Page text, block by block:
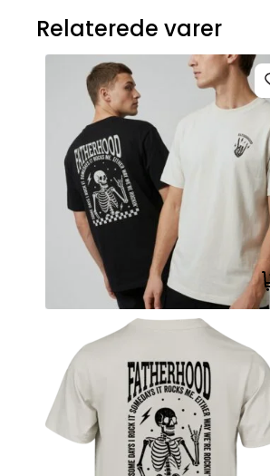
Relaterede varer